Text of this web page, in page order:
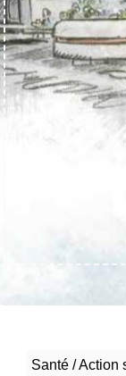
Santé / Action